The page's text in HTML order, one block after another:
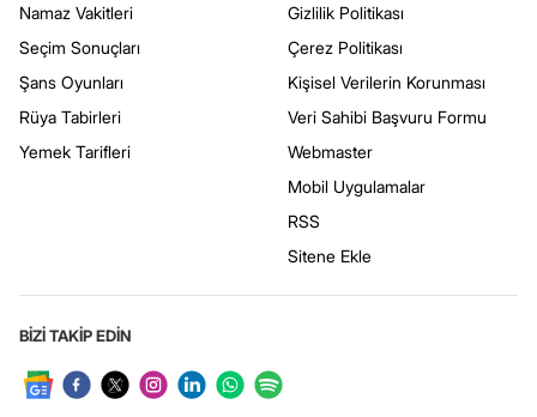
Namaz Vakitleri
Seçim Sonuçları
Şans Oyunları
Rüya Tabirleri
Yemek Tarifleri
Gizlilik Politikası
Çerez Politikası
Kişisel Verilerin Korunması
Veri Sahibi Başvuru Formu
Webmaster
Mobil Uygulamalar
RSS
Sitene Ekle
BİZİ TAKİP EDİN